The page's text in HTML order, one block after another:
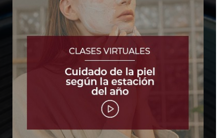
Dirección de correo electrónico
ENTRAR